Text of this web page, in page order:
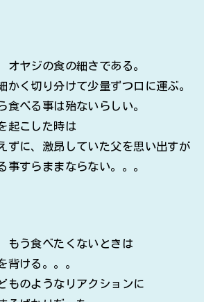
オヤジの食の細さである。
かく切り分けて少量ずつ口に運ぶ。
食べる事は殆ないらしい。
起こした時は
ずに、激昂していた父を思い出すが
事すらままならない。。。
もう食べたくないときは
背ける。。。
ものようなリアクションに